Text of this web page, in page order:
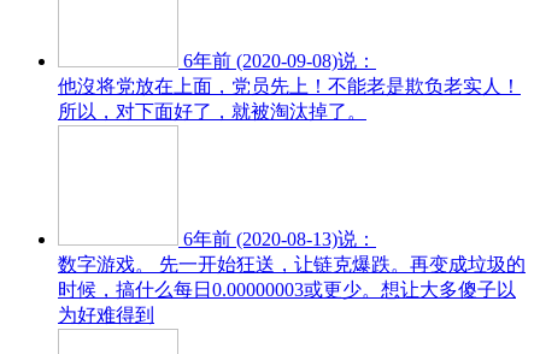
6年前 (2020-09-08)说：
他沒将党放在上面，党员先上！不能老是欺负老实人！
所以，对下面好了，就被淘汰掉了。
6年前 (2020-08-13)说：
数字游戏。 先一开始狂送，让链克爆跌。再变成垃圾的
时候，搞什么每日0.00000003或更少。想让大多傻子以
为好难得到